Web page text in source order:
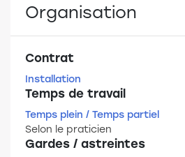
Cafétéria / Coin repas
Organisation
Contrat
Installation
Temps de travail
Temps plein / Temps partiel
Selon le praticien
Gardes / astreintes